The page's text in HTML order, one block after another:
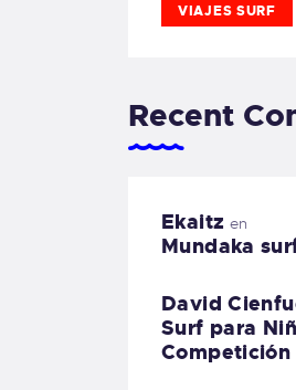
VIAJES SURF
Recent
Ekaitz en
Mundaka
David
Surf para
Competición